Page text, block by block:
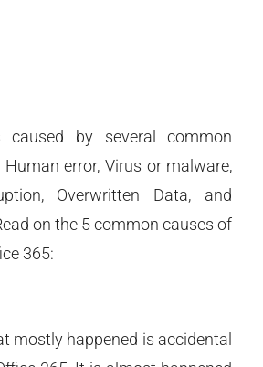
by several common
error, Virus or malware,
Overwritten Data, and
on the 5 common causes of
365:
mostly happened is accidental